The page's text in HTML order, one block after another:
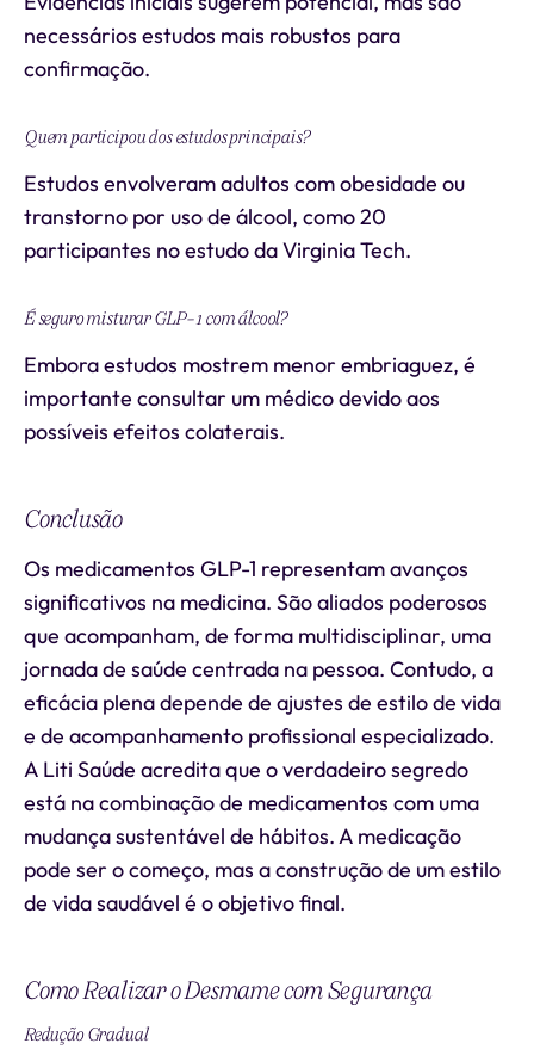
necessários estudos mais robustos para
confirmação.
Quem participou dos estudos principais?
Estudos envolveram adultos com obesidade ou
transtorno por uso de álcool, como 20
participantes no estudo da Virginia Tech.
É seguro misturar GLP-1 com álcool?
Embora estudos mostrem menor embriaguez, é
importante consultar um médico devido aos
possíveis efeitos colaterais.
Conclusão
Os medicamentos GLP-1 representam avanços
significativos na medicina. São aliados poderosos
que acompanham, de forma multidisciplinar, uma
jornada de saúde centrada na pessoa. Contudo, a
eficácia plena depende de ajustes de estilo de vida
e de acompanhamento profissional especializado.
A Liti Saúde acredita que o verdadeiro segredo
está na combinação de medicamentos com uma
mudança sustentável de hábitos. A medicação
pode ser o começo, mas a construção de um estilo
de vida saudável é o objetivo final.
Como Realizar o Desmame com Segurança
Redução Gradual